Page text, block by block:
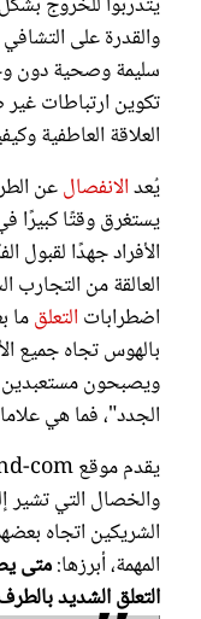
والقدرة على
سليمة وصحية دون
تكوين ارتباطات
العلاقة العاطفية
يُعدالانفصالعن
يستغرق وقتًا كبيرًا
الأفراد جهدًا لقبول
العالقة من التجارب
اضطرابات التعلقما
بالهوس تجاه جميع
ويصبحون مستعبدين
الجدد"، فما هي
والخصال التي تشير
الشريكين اتجاه
المهمة، أبرزها:متى
التعلق الشديد